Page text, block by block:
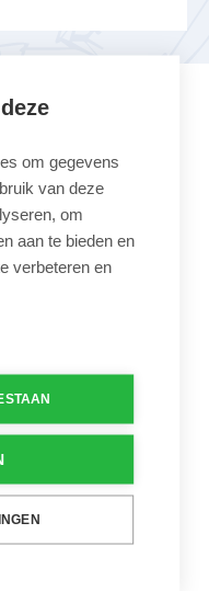
voor
Groen Kind
om gegevens
van deze
om
aan te bieden en
verbeteren en